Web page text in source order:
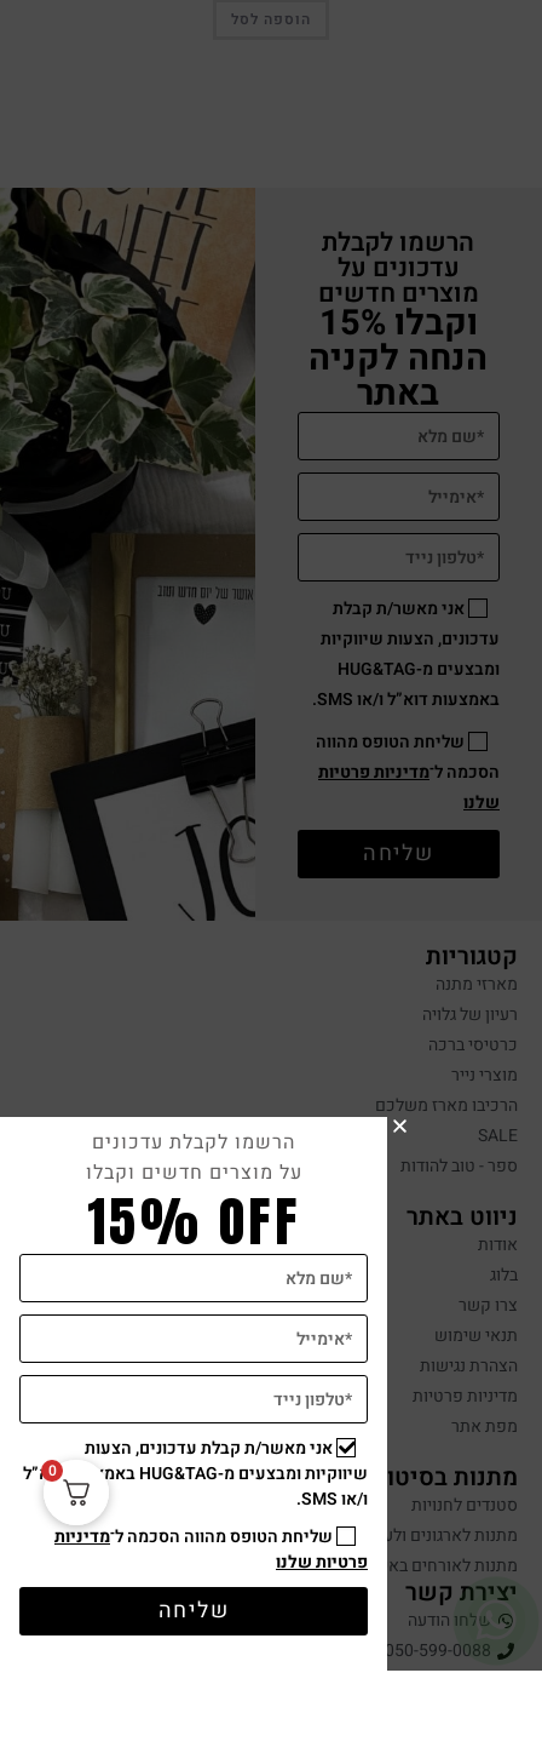
הוספה לסל
הרשמו לקבלת
עדכונים על
מוצרים חדשים
וקבלו 15%
הנחה לקניה
באתר
אני מאשר/ת קבלת
עדכונים, הצעות שיווקיות
ומבצעים מ-HUG&TAG
באמצעות דוא”ל ו/או SMS.
שליחת הטופס מהווה
הסכמה ל־מדיניות פרטיות
שלנו
שליחה
קטגוריות
מארזי מתנה
רעיון של גלויה
כרטיסי ברכה
מוצרי נייר
הרכיבו מארז משלכם
SALE
ספר - טוב להודות
ניווט באתר
אודות
בלוג
צרו קשר
תנאי שימוש
הצהרת נגישות
מדיניות פרטיות
מפת אתר
מתנות בסיטונאות
סטנדים לחנויות
מתנות לארגונים ולעובדים
מתנות לאורחים באירועים
יצירת קשר
שלחו הודעה
050-599-0088
0
הרשמו לקבלת עדכונים
על מוצרים חדשים וקבלו
15% OFF
אני מאשר/ת קבלת עדכונים, הצעות
שיווקיות ומבצעים מ-HUG&TAG באמצעות דוא”ל
ו/או SMS.
שליחת הטופס מהווה הסכמה ל־מדיניות
פרטיות שלנו
שליחה